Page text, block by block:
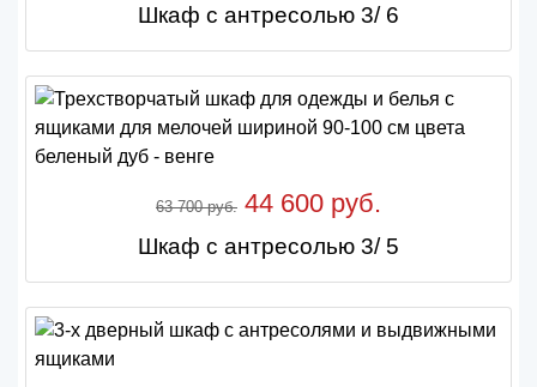
Шкаф с антресолью 3/ 6
63 700 руб. 44 600 руб.
Шкаф с антресолью 3/ 5